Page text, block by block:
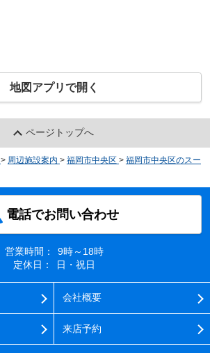
地図アプリで開く
ページトップへ
> 周辺施設案内 > 福岡市中央区 > 福岡市中央区のスー
電話でお問い合わせ
営業時間：
9時～18時
定休日：
日・祝日
会社概要
来店予約